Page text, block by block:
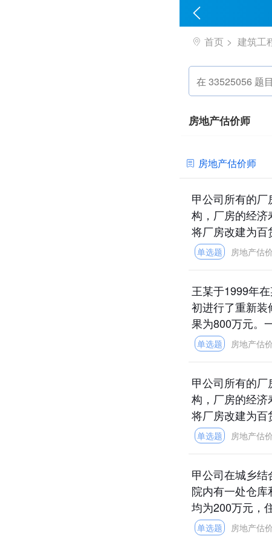
首页 建筑工
房地产估价师
房地产估价师
甲公司所有的
构，厂房的经济
将厂房改建为百
单选题 房地产估
王某于1999年
初进行了重新
果为800万元。
单选题 房地产估
甲公司所有的
构，厂房的经济
将厂房改建为百
单选题 房地产估
甲公司在城乡结
院内有一处仓
均为200万元，
单选题 房地产估